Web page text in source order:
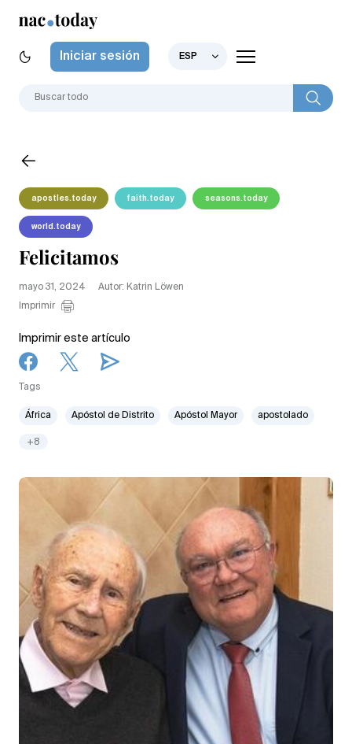
Iniciar sesión ESP
apostles.today faith.today seasons.today
world.today
Felicitamos
mayo 31, 2024
Autor: Katrin Löwen
Imprimir
Imprimir este artículo
Tags
África Apóstol de Distrito Apóstol Mayor apostolado
+8